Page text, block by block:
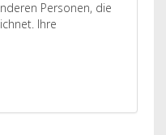
Personen, die
Ihre